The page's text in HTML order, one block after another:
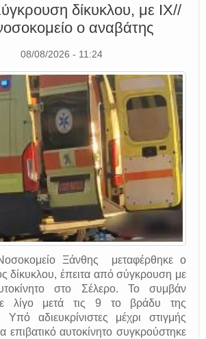
δίκυκλου, με ΙΧ//
ο αναβάτης
08/08/2026 - 11:24
Ξάνθης μεταφέρθηκε ο
δίκυκλου, έπειτα από σύγκρουση με
στο Σέλερο. Το συμβάν
λίγο μετά τις 9 το βράδυ της
Υπό αδιευκρίνιστες μέχρι στιγμής
επιβατικό αυτοκίνητο συγκρούστηκε